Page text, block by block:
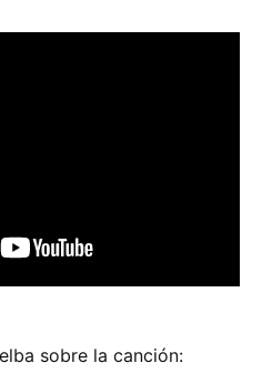
sobre la canción: